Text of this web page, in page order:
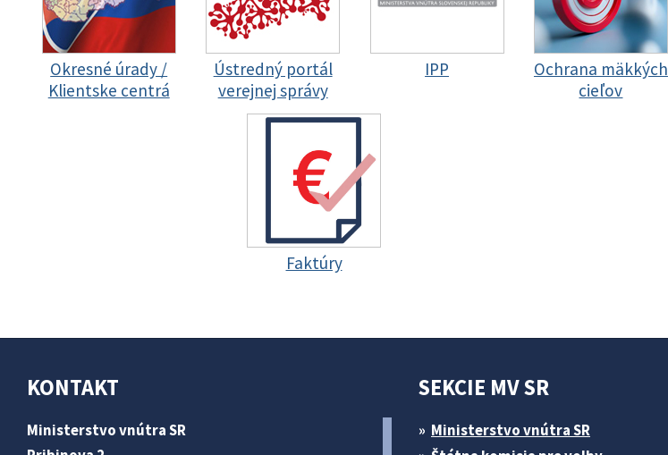
Okresné úrady /
Klientske centrá
Ústredný portál
verejnej správy
IPP
Ochrana mäkkých
cieľov
Faktúry
KONTAKT
Ministerstvo vnútra SR
SEKCIE MV SR
Ministerstvo vnútra SR